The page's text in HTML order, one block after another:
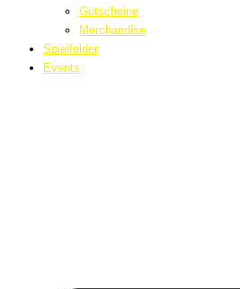
Gutscheine
Merchandise
Spielfelder
Events